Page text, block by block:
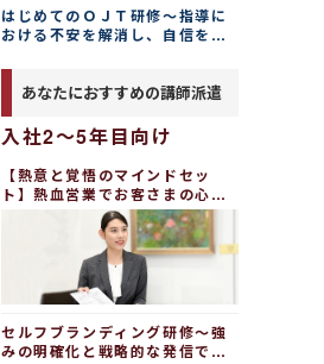
はじめてのＯＪＴ研修～指導に
おける不安を解消し、自信を持
あなたにおすすめの講師派遣
入社2～5年目向け
【熱意と覚悟のマインドセッ
ト】熱血営業でお客さまの心を
動かす研修（１日間）
セルフブランディング研修～強
みの明確化と戦略的な発信で唯